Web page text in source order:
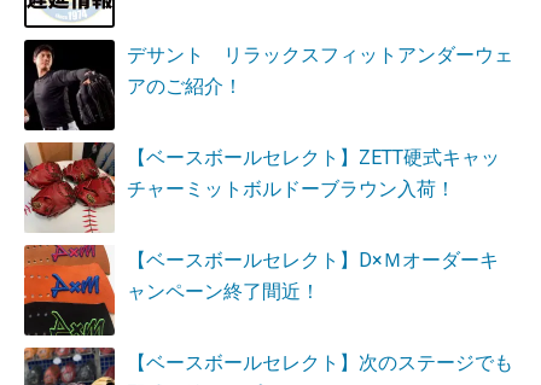
デサント リラックスフィットアンダーウェ
アのご紹介！
【ベースボールセレクト】ZETT硬式キャッ
チャーミットボルドーブラウン入荷！
【ベースボールセレクト】D×Ｍオーダーキ
ャンペーン終了間近！
【ベースボールセレクト】次のステージでも